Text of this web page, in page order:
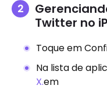
Twitter no
Toque em
Na lista de
X.em